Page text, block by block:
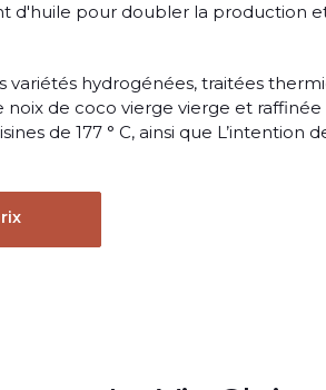
d'huile pour doubler la production
variétés hydrogénées, traitées
de coco vierge vierge et
de 177 ° C, ainsi que L’intention